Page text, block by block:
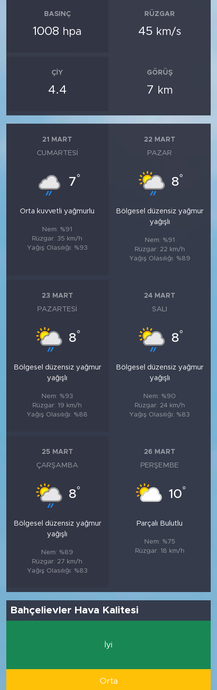
BASINÇ
1008 hpa
RÜZGAR
45 km/s
ÇIY
4.4
GÖRÜŞ
7 km
21 MART
CUMARTESI
7°
Orta kuvvetli yağmurlu
Nem: %91
Rüzgar: 35 km/h
Yağış Olasılığı: %93
22 MART
PAZAR
8°
Bölgesel düzensiz yağmur
yağışlı
Nem: %91
Rüzgar: 22 km/h
Yağış Olasılığı: %89
23 MART
PAZARTESI
8°
Bölgesel düzensiz yağmur
yağışlı
Nem: %93
Rüzgar: 19 km/h
Yağış Olasılığı: %88
24 MART
SALI
8°
Bölgesel düzensiz yağmur
yağışlı
Nem: %90
Rüzgar: 24 km/h
Yağış Olasılığı: %83
25 MART
ÇARŞAMBA
8°
Bölgesel düzensiz yağmur
yağışlı
Nem: %89
Rüzgar: 27 km/h
Yağış Olasılığı: %83
26 MART
PERŞEMBE
10°
Parçalı Bulutlu
Nem: %75
Rüzgar: 18 km/h
Bahçelievler Hava Kalitesi
İyi
Orta